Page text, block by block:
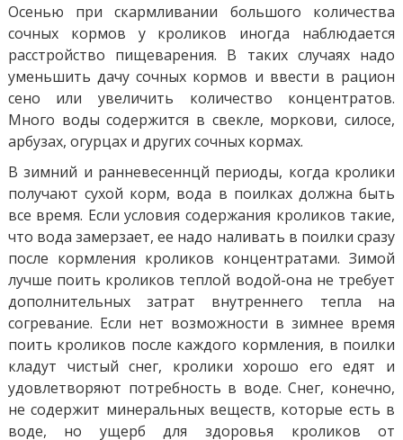
Осенью при скармливании большого количества
сочных кормов у кроликов иногда наблюдается
расстройство пищеварения. В таких случаях надо
уменьшить дачу сочных кормов и ввести в рацион
сено или увеличить количество концентратов.
Много воды содержится в свекле, моркови, силосе,
арбузах, огурцах и других сочных кормах.
В зимний и ранневесеннцй периоды, когда кролики
получают сухой корм, вода в поилках должна быть
все время. Если условия содержания кроликов такие,
что вода замерзает, ее надо наливать в поилки сразу
после кормления кроликов концентратами. Зимой
лучше поить кроликов теплой водой-она не требует
дополнительных затрат внутреннего тепла на
согревание. Если нет возможности в зимнее время
поить кроликов после каждого кормления, в поилки
кладут чистый снег, кролики хорошо его едят и
удовлетворяют потребность в воде. Снег, конечно,
не содержит минеральных веществ, которые есть в
воде, но ущерб для здоровья кроликов от